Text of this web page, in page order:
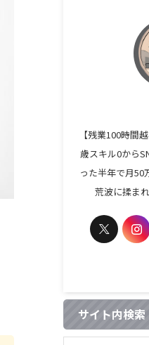
【残業100時間
歳スキル0から
った半年で月50
荒波に揉ま
サイト内検索